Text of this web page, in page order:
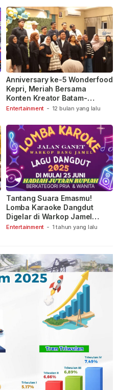
Entertainment - 12 bulan yang lalu
Anniversary ke-5 Wonderfood
Kepri, Meriah Bersama
Konten Kreator Batam-
Tanjungpinang
Entertainment - 1 tahun yang lalu
Tantang Suara Emasmu!
Lomba Karaoke Dangdut
Digelar di Warkop Jamel
Ganet